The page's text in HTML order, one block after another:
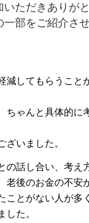
ただきありが
部をご紹介さ
減してもらうこと
ちゃんと具体的に
ざいました。
の話し合い、考え
老後のお金の不安
ことがない人が多
した。